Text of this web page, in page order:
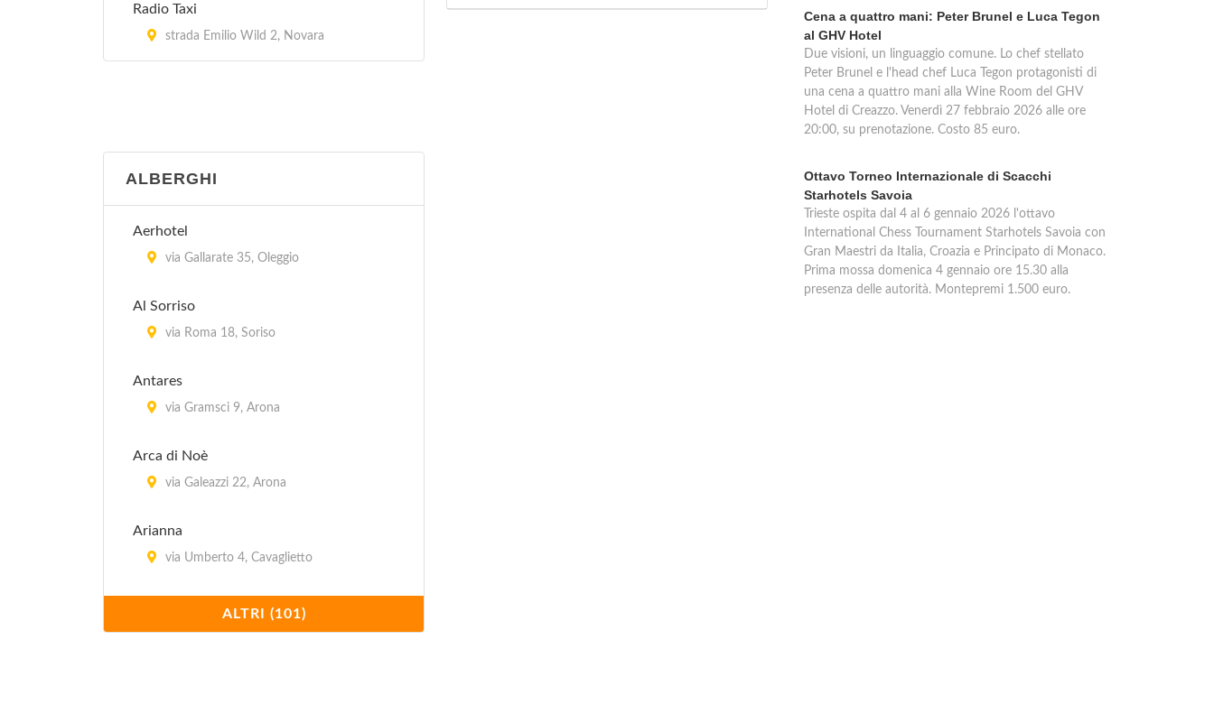
Radio Taxi
strada Emilio Wild 2, Novara
ALBERGHI
Aerhotel
via Gallarate 35, Oleggio
Al Sorriso
via Roma 18, Soriso
Antares
via Gramsci 9, Arona
Arca di Noè
via Galeazzi 22, Arona
Arianna
via Umberto 4, Cavaglietto
via Sempione 37, Lesa
ALTRI (101)
Cena a quattro mani: Peter Brunel e Luca Tegon
al GHV Hotel
Due visioni, un linguaggio comune. Lo chef stellato
Peter Brunel e l'head chef Luca Tegon protagonisti di
una cena a quattro mani alla Wine Room del GHV
Hotel di Creazzo. Venerdì 27 febbraio 2026 alle ore
20:00, su prenotazione. Costo 85 euro.
Ottavo Torneo Internazionale di Scacchi
Starhotels Savoia
Trieste ospita dal 4 al 6 gennaio 2026 l'ottavo
International Chess Tournament Starhotels Savoia con
Gran Maestri da Italia, Croazia e Principato di Monaco.
Prima mossa domenica 4 gennaio ore 15.30 alla
presenza delle autorità. Montepremi 1.500 euro.